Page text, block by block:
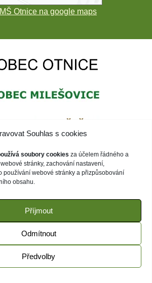
Souhlas s cookies
soubory cookies za účelem řádného a
stránky, zachování nastavení,
používání webové stránky a přizpůsobování
obsahu.
Příjmout
Odmítnout
Předvolby
Otnice na google maps
| Webové stránky běží na WordPress |
spravuje:ZENI